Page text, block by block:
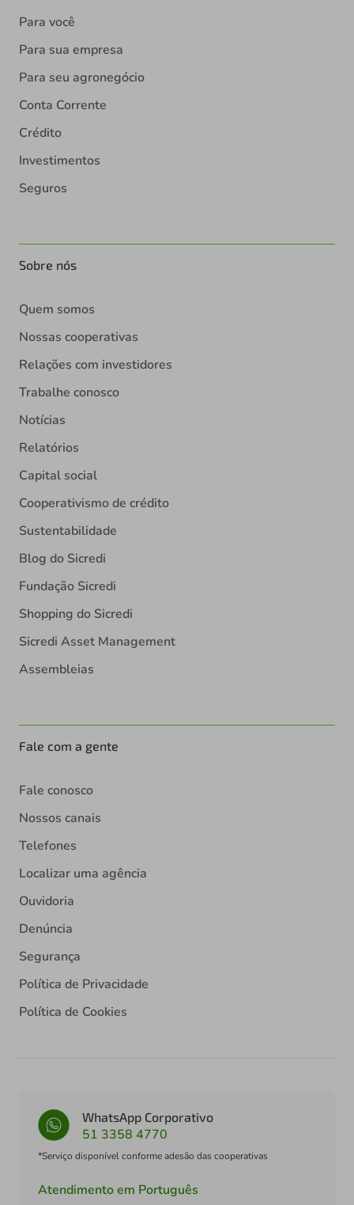
Para você
Para sua empresa
Para seu agronegócio
Conta Corrente
Crédito
Investimentos
Seguros
Sobre nós
Quem somos
Nossas cooperativas
Relações com investidores
Trabalhe conosco
Notícias
Relatórios
Capital social
Cooperativismo de crédito
Sustentabilidade
Blog do Sicredi
Fundação Sicredi
Shopping do Sicredi
Sicredi Asset Management
Assembleias
Fale com a gente
Fale conosco
Nossos canais
Telefones
Localizar uma agência
Ouvidoria
Denúncia
Segurança
Política de Privacidade
Política de Cookies
WhatsApp Corporativo
51 3358 4770
*Serviço disponível conforme adesão das cooperativas
Atendimento em Português